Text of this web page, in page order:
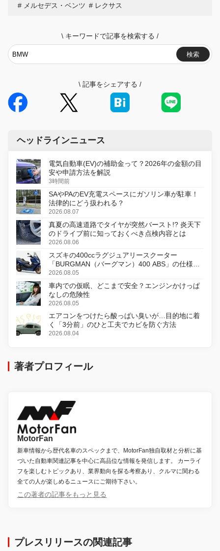
メルセデス・ベンツ レクサス
\ キーワードで記事を検索する /
検索
\ 記事をシェアする /
ヘッドラインニュース
電気自動車(EV)の補助金って？2026年の金額の目
安や申請方法を解説
3時間前
SAやPAのEV充電スペースにガソリン車が駐車！
法律的にどう扱われる？
2026.08.07
真夏の高速道路でタイヤが突然バースト!? 炎天下
のドライブ前に知っておくべき点検内容とは
2026.08.06
スズキの400ccラグジュアリースクーター
「BURGMAN（バーグマン）400 ABS」の仕様を
変更し、8月18日に発売
2026.08.05
車内での仮眠、どこまで安全？エンジンかけっぱ
なしの危険性
2026.08.05
エアコンをつけたら酸っぱい臭いが…目的地に着
く「3分前」のひと工夫でカビを防ぐ方法
2026.08.04
著者プロフィール
MotorFan
新車情報から歴代名車のスペックまで、MotorFan独自取材と分析に基
づいた自動車関連記事を中心に高品位な情報を発信します。 カーライ
フを楽しむトピックあり、業界動向を探る考察あり、クルマに関わる
全ての人が楽しめるニュースにご期待下さい。
この著者の記事をもっと見る
プレスリリースの関連記事